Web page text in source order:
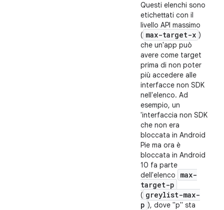
Questi elenchi sono
etichettati con il
livello API massimo
( max-target-x )
che un'app può
avere come target
prima di non poter
più accedere alle
interfacce non SDK
nell'elenco. Ad
esempio, un
'interfaccia non SDK
che non era
bloccata in Android
Pie ma ora è
bloccata in Android
10 fa parte
dell'elenco
max-
target-p
( greylist-max-
p ), dove "p" sta